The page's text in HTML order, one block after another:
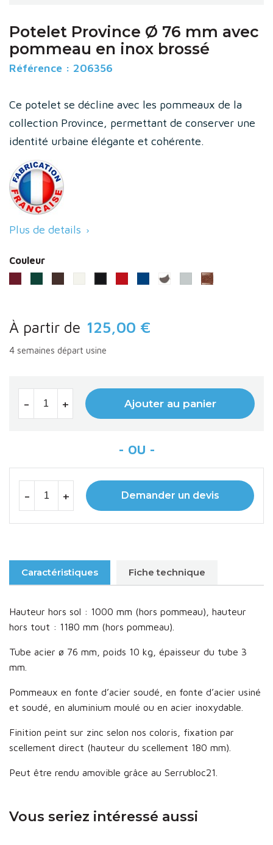
Potelet Province Ø 76 mm avec
pommeau en inox brossé
Référence : 206356
Ce potelet se décline avec les pommeaux de la
collection Province, permettant de conserver une
identité urbaine élégante et cohérente.
Plus de details 
Couleur
Noir RAL 9005
Rouge (3020)Bleu (RAL 5010)
Gris procityGris clair (RAL 7044)
Aspect corten
À partir de 125,00 €
4 semaines départ usine
- + Ajouter au panier
- + Demander un devis
Caractéristiques Fiche technique
Hauteur hors sol : 1000 mm (hors pommeau), hauteur
hors tout : 1180 mm (hors pommeau).
Tube acier ø 76 mm, poids 10 kg, épaisseur du tube 3
mm.
Pommeaux en fonte d’acier soudé, en fonte d’acier usiné
et soudé, en aluminium moulé ou en acier inoxydable.
Finition peint sur zinc selon nos coloris, fixation par
scellement direct (hauteur du scellement 180 mm).
Peut être rendu amovible grâce au Serrubloc21.
Vous seriez intéressé aussi